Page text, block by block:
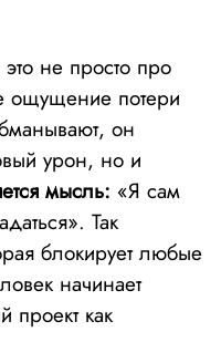
не просто про
ощущение потери
он
урон, но и
мысль: «Я сам
Так
блокирует любые
начинает
проект как